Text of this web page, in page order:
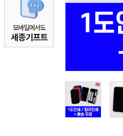
모바일에서도
세종기프트